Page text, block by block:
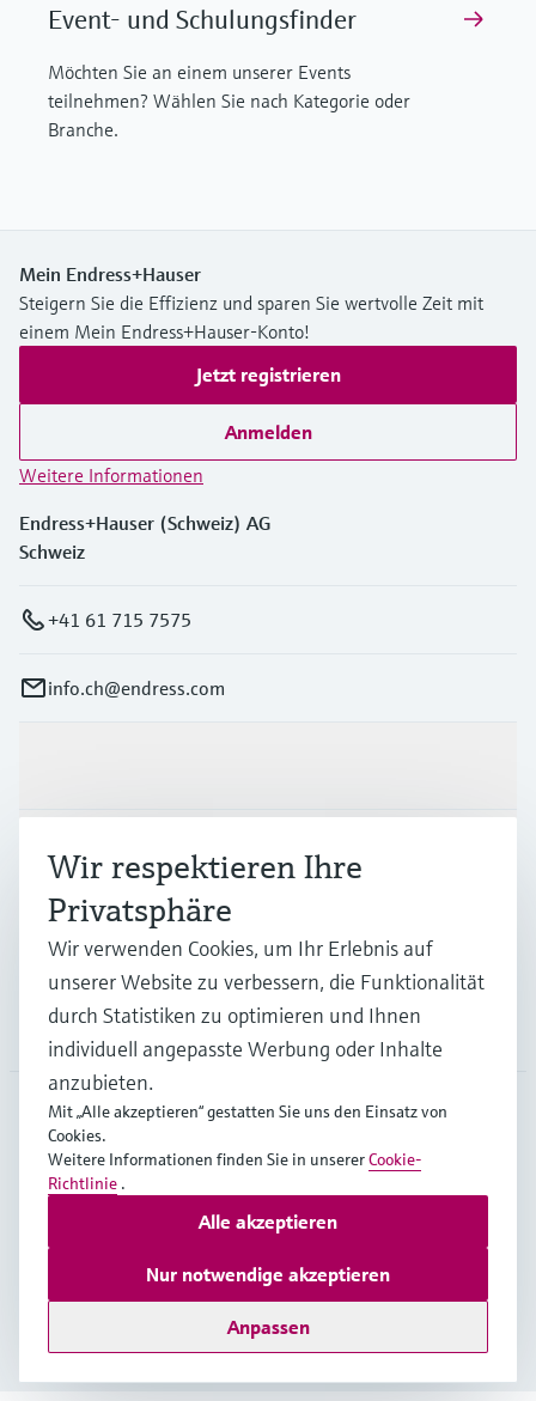
Event- und Schulungsfinder
Möchten Sie an einem unserer Events
teilnehmen? Wählen Sie nach Kategorie oder
Branche.
Mein Endress+Hauser
Steigern Sie die Effizienz und sparen Sie wertvolle Zeit mit
einem Mein Endress+Hauser-Konto!
Jetzt registrieren
Anmelden
Weitere Informationen
Endress+Hauser (Schweiz) AG
Schweiz
+41 61 715 7575
info.ch@endress.com
Branchen
Support
Unternehmen
CHE
Copyright © Endress+Hauser Group Services AG
Nutzungsbedingungen
Datenschutz
Wir respektieren Ihre
Privatsphäre
Wir verwenden Cookies, um Ihr Erlebnis auf
unserer Website zu verbessern, die Funktionalität
durch Statistiken zu optimieren und Ihnen
individuell angepasste Werbung oder Inhalte
anzubieten.
Mit „Alle akzeptieren“ gestatten Sie uns den Einsatz von
Cookies.
Weitere Informationen finden Sie in unsererCookie-
Richtlinie .
Anpassen
Nur notwendige akzeptieren
Alle akzeptieren